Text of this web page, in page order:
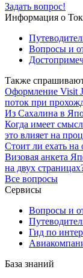
Задать вопрос!
Информация о
Вопросы и
Также
Оформление Visit
поток при
Из Сахалина в
Когда имеет
это влияет на
Стоит ли ехать
Визовая анкета
на двух
Все вопросы
Сервисы
Вопросы и
Гид по
База знаний